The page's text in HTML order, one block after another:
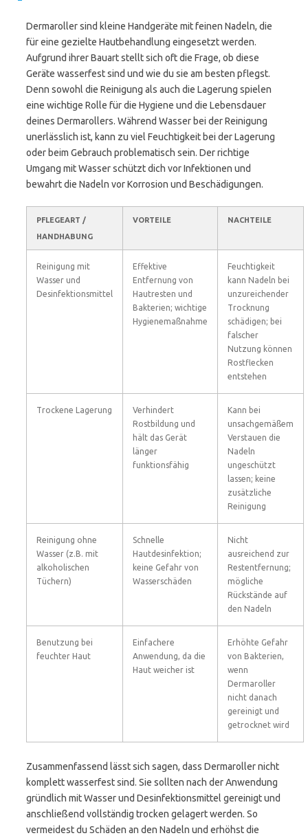
Dermaroller sind kleine Handgeräte mit feinen Nadeln, die
für eine gezielte Hautbehandlung eingesetzt werden.
Aufgrund ihrer Bauart stellt sich oft die Frage, ob diese
Geräte wasserfest sind und wie du sie am besten pflegst.
Denn sowohl die Reinigung als auch die Lagerung spielen
eine wichtige Rolle für die Hygiene und die Lebensdauer
deines Dermarollers. Während Wasser bei der Reinigung
unerlässlich ist, kann zu viel Feuchtigkeit bei der Lagerung
oder beim Gebrauch problematisch sein. Der richtige
Umgang mit Wasser schützt dich vor Infektionen und
bewahrt die Nadeln vor Korrosion und Beschädigungen.
PFLEGEART /
HANDHABUNG
VORTEILE NACHTEILE
Reinigung mit
Wasser und
Desinfektionsmittel
Effektive
Entfernung von
Hautresten und
Bakterien; wichtige
Hygienemaßnahme
Feuchtigkeit
kann Nadeln bei
unzureichender
Trocknung
schädigen; bei
falscher
Nutzung können
Rostflecken
entstehen
Trockene Lagerung
Verhindert
Rostbildung und
hält das Gerät
länger
funktionsfähig
Kann bei
unsachgemäßem
Verstauen die
Nadeln
ungeschützt
lassen; keine
zusätzliche
Reinigung
Reinigung ohne
Wasser (z.B. mit
alkoholischen
Tüchern)
Schnelle
Hautdesinfektion;
keine Gefahr von
Wasserschäden
Nicht
ausreichend zur
Restentfernung;
mögliche
Rückstände auf
den Nadeln
Benutzung bei
feuchter Haut
Einfachere
Anwendung, da die
Haut weicher ist
Erhöhte Gefahr
von Bakterien,
wenn
Dermaroller
nicht danach
gereinigt und
getrocknet wird
Zusammenfassend lässt sich sagen, dass Dermaroller nicht
komplett wasserfest sind. Sie sollten nach der Anwendung
gründlich mit Wasser und Desinfektionsmittel gereinigt und
anschließend vollständig trocken gelagert werden. So
vermeidest du Schäden an den Nadeln und erhöhst die